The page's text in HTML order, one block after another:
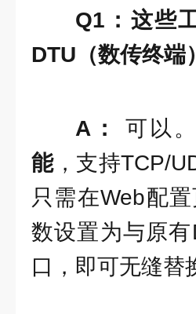
Q1：这些
DTU（数传终端
A：
可以
能，支持TCP/
只需在Web配
数设置为与原
口，即可无缝替